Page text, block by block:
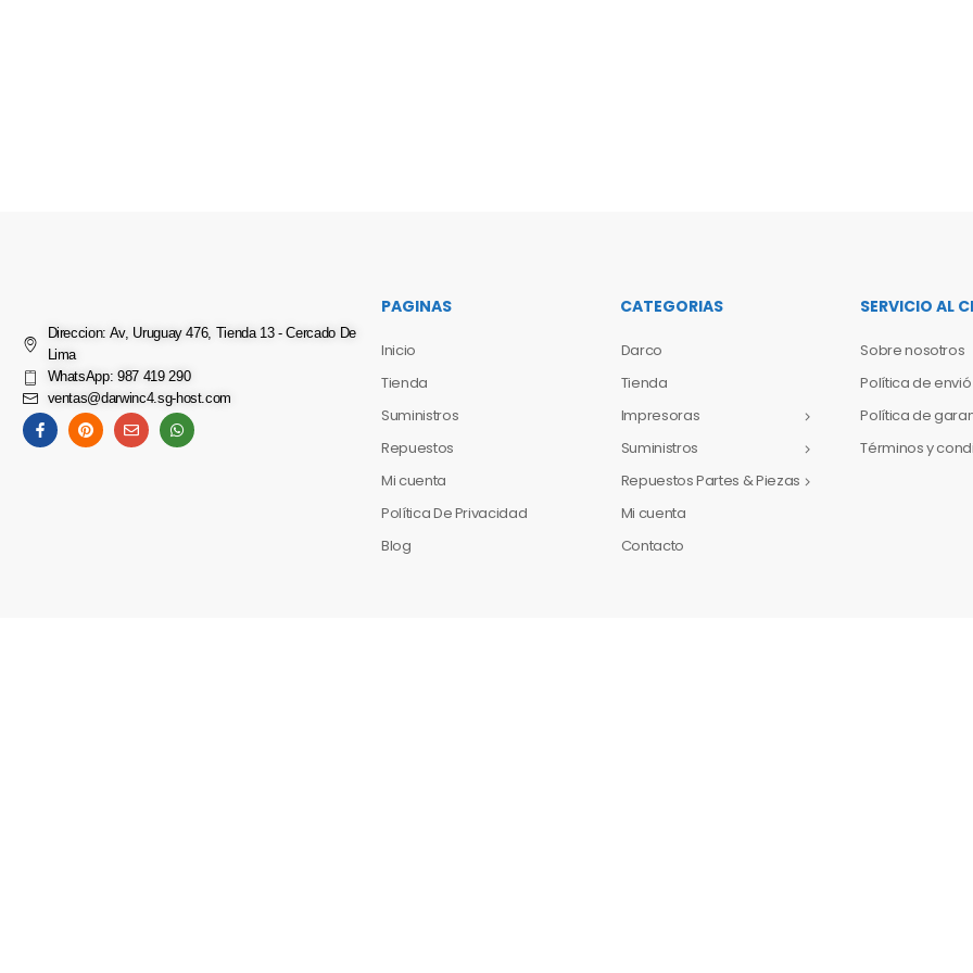
Direccion: Av, Uruguay 476, Tienda 13 - Cercado De
Lima
WhatsApp: 987 419 290
ventas@darwinc4.sg-host.com
PAGINAS
Inicio
Tienda
Suministros
Repuestos
Mi cuenta
Política De Privacidad
Blog
CATEGORIAS
Darco
Tienda
Impresoras
Suministros
Repuestos Partes & Piezas
Mi cuenta
Contacto
SERVICIO AL
Sobre nosotros
Política de envió
Política de
Términos y